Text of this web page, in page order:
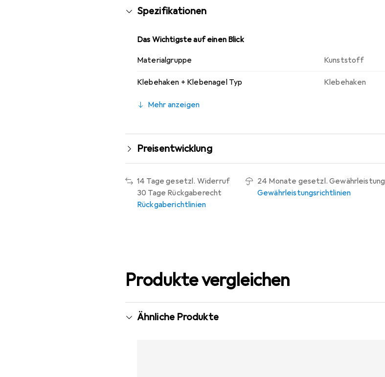
Spezifikationen
Das Wichtigste auf einen Blick
Materialgruppe Kunststoff
Klebehaken + Klebenagel Typ Klebehaken
Mehr anzeigen
Preisentwicklung
14 Tage gesetzl. Widerruf
30 Tage Rückgaberecht
Rückgaberichtlinien
24 Monate gesetzl. Gewährleistung
Gewährleistungsrichtlinien
Produkte vergleichen
Ähnliche Produkte